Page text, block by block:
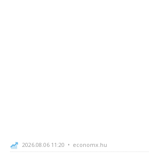
2026.08.06 11:20 • economx.hu